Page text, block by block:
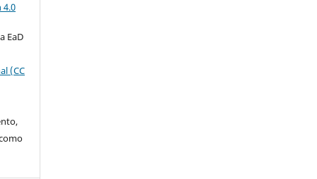
4.0
EaD
(CC